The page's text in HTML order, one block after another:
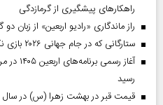
راهکارهای پیشگیری از گرمازدگی
راز ماندگاری «رادیو اربعین» از زبان
ستارگانی که در جام جهانی ۲۰۲۶ بازی نکردند
رسید